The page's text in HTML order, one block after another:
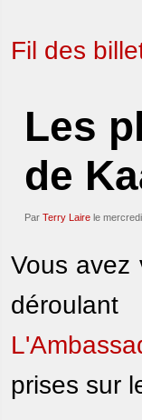
Fil des
Les
de
Par Terry Laire le
Vous
prises sur